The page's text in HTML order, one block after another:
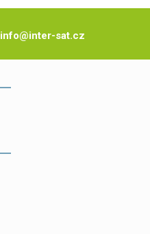
info@inter-sat.cz